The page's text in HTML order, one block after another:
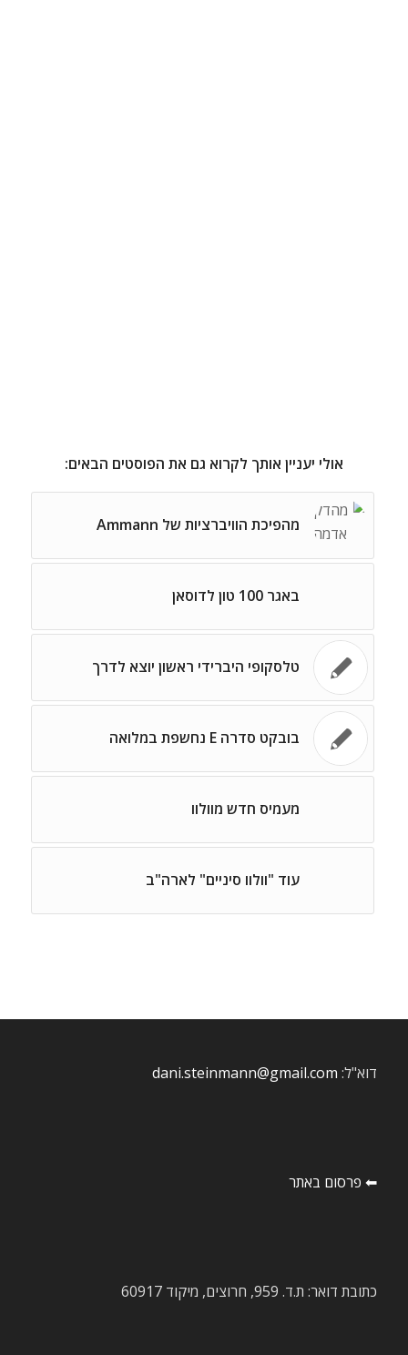
אולי יעניין אותך לקרוא גם את הפוסטים הבאים:
מהפיכת הוויברציות של Ammann
באגר 100 טון לדוסאן
טלסקופי היברידי ראשון יוצא לדרך
בובקט סדרה E נחשפת במלואה
מעמיס חדש מוולוו
עוד "וולוו סיניים" לארה"ב
דוא"ל: dani.steinmann@gmail.com
⬅ פרסום באתר
כתובת דואר: ת.ד. 959, חרוצים, מיקוד 60917